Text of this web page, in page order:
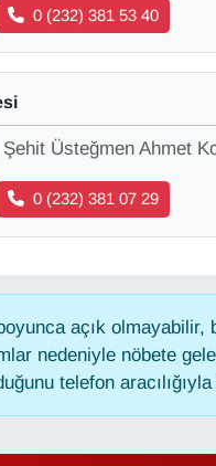
0 (232) 381 53 40
Üsteğmen Ahmet
0 (232) 381 07 29
açık olmayabilir,
nedeniyle nöbete
telefon